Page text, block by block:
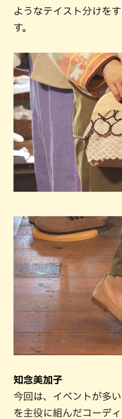
ようなテイスト分けを
す。
知念美加子
今回は、イベントが多
を主役に組んだコーディ